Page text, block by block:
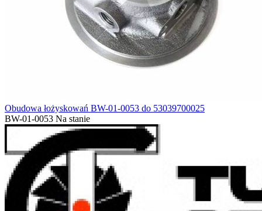
Obudowa łożyskowań BW-01-0053 do 53039700025
BW-01-0053 Na stanie